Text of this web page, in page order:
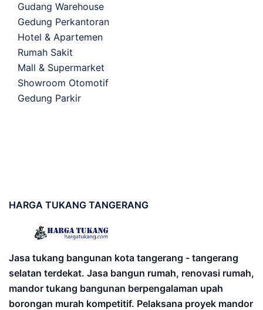
Gudang Warehouse
Gedung Perkantoran
Hotel & Apartemen
Rumah Sakit
Mall & Supermarket
Showroom Otomotif
Gedung Parkir
HARGA TUKANG TANGERANG
Jasa tukang bangunan kota tangerang - tangerang
selatan terdekat. Jasa bangun rumah, renovasi rumah,
mandor tukang bangunan berpengalaman upah
borongan murah kompetitif. Pelaksana proyek mandor